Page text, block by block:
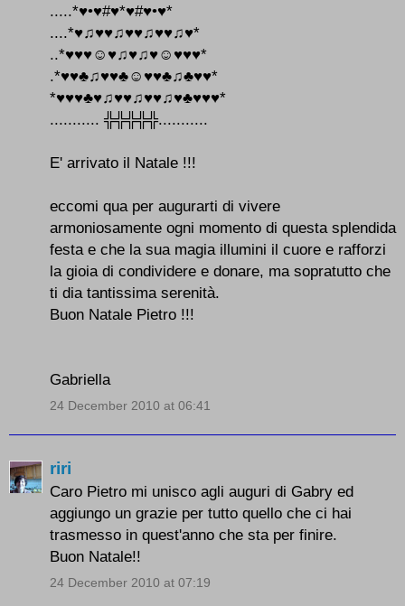
.....*♥•♥#♥*♥#♥•♥*
....*♥♫♥♥♫♥♥♫♥♥♫♥*
..*♥♥♥☺♥♫♥♫♥☺♥♥♥*
.*♥♥♣♫♥♥♣☺♥♥♣♫♣♥♥*
*♥♥♥♣♥♫♥♥♫♥♥♫♥♣♥♥♥*
........... ╬╬╬╬╬...........
E' arrivato il Natale !!!
eccomi qua per augurarti di vivere
armoniosamente ogni momento di questa splendida
festa e che la sua magia illumini il cuore e rafforzi
la gioia di condividere e donare, ma sopratutto che
ti dia tantissima serenità.
Buon Natale Pietro !!!
Gabriella
24 December 2010 at 06:41
riri
Caro Pietro mi unisco agli auguri di Gabry ed
aggiungo un grazie per tutto quello che ci hai
trasmesso in quest'anno che sta per finire.
Buon Natale!!
24 December 2010 at 07:19